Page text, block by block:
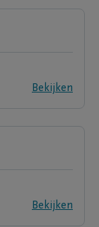
Bekijken
Bekijken